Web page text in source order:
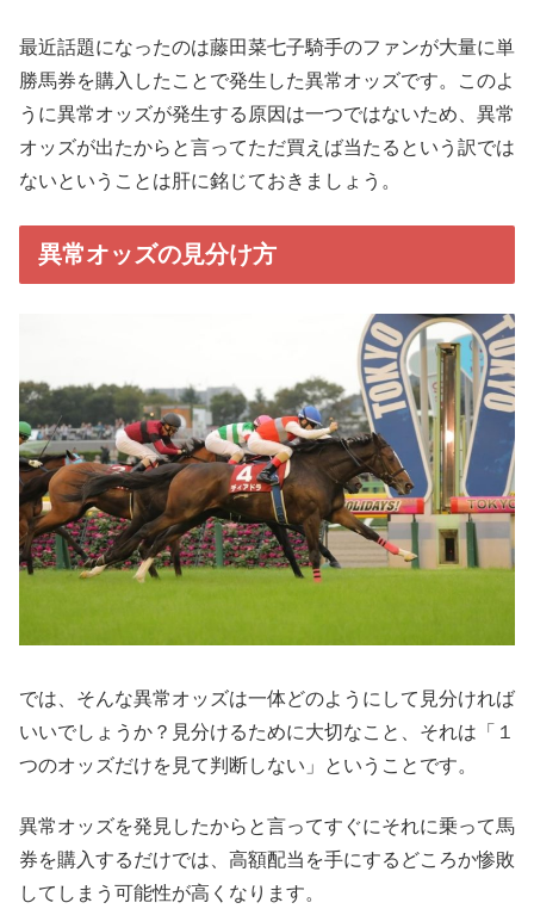
最近話題になったのは藤田菜七子騎手のファンが大量に単
勝馬券を購入したことで発生した異常オッズです。このよ
うに異常オッズが発生する原因は一つではないため、異常
オッズが出たからと言ってただ買えば当たるという訳では
ないということは肝に銘じておきましょう。
異常オッズの見分け方
では、そんな異常オッズは一体どのようにして見分ければ
いいでしょうか？見分けるために大切なこと、それは「１
つのオッズだけを見て判断しない」ということです。
異常オッズを発見したからと言ってすぐにそれに乗って馬
券を購入するだけでは、高額配当を手にするどころか惨敗
してしまう可能性が高くなります。